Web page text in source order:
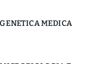
MEDICA